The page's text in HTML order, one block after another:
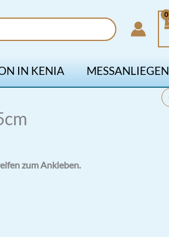
IN KENIA MESSANLIEGEN
zum Ankleben.